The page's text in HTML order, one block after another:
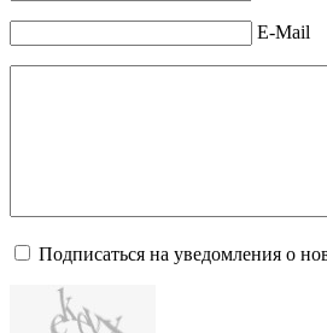
E-Mail
Подписаться на уведомления о